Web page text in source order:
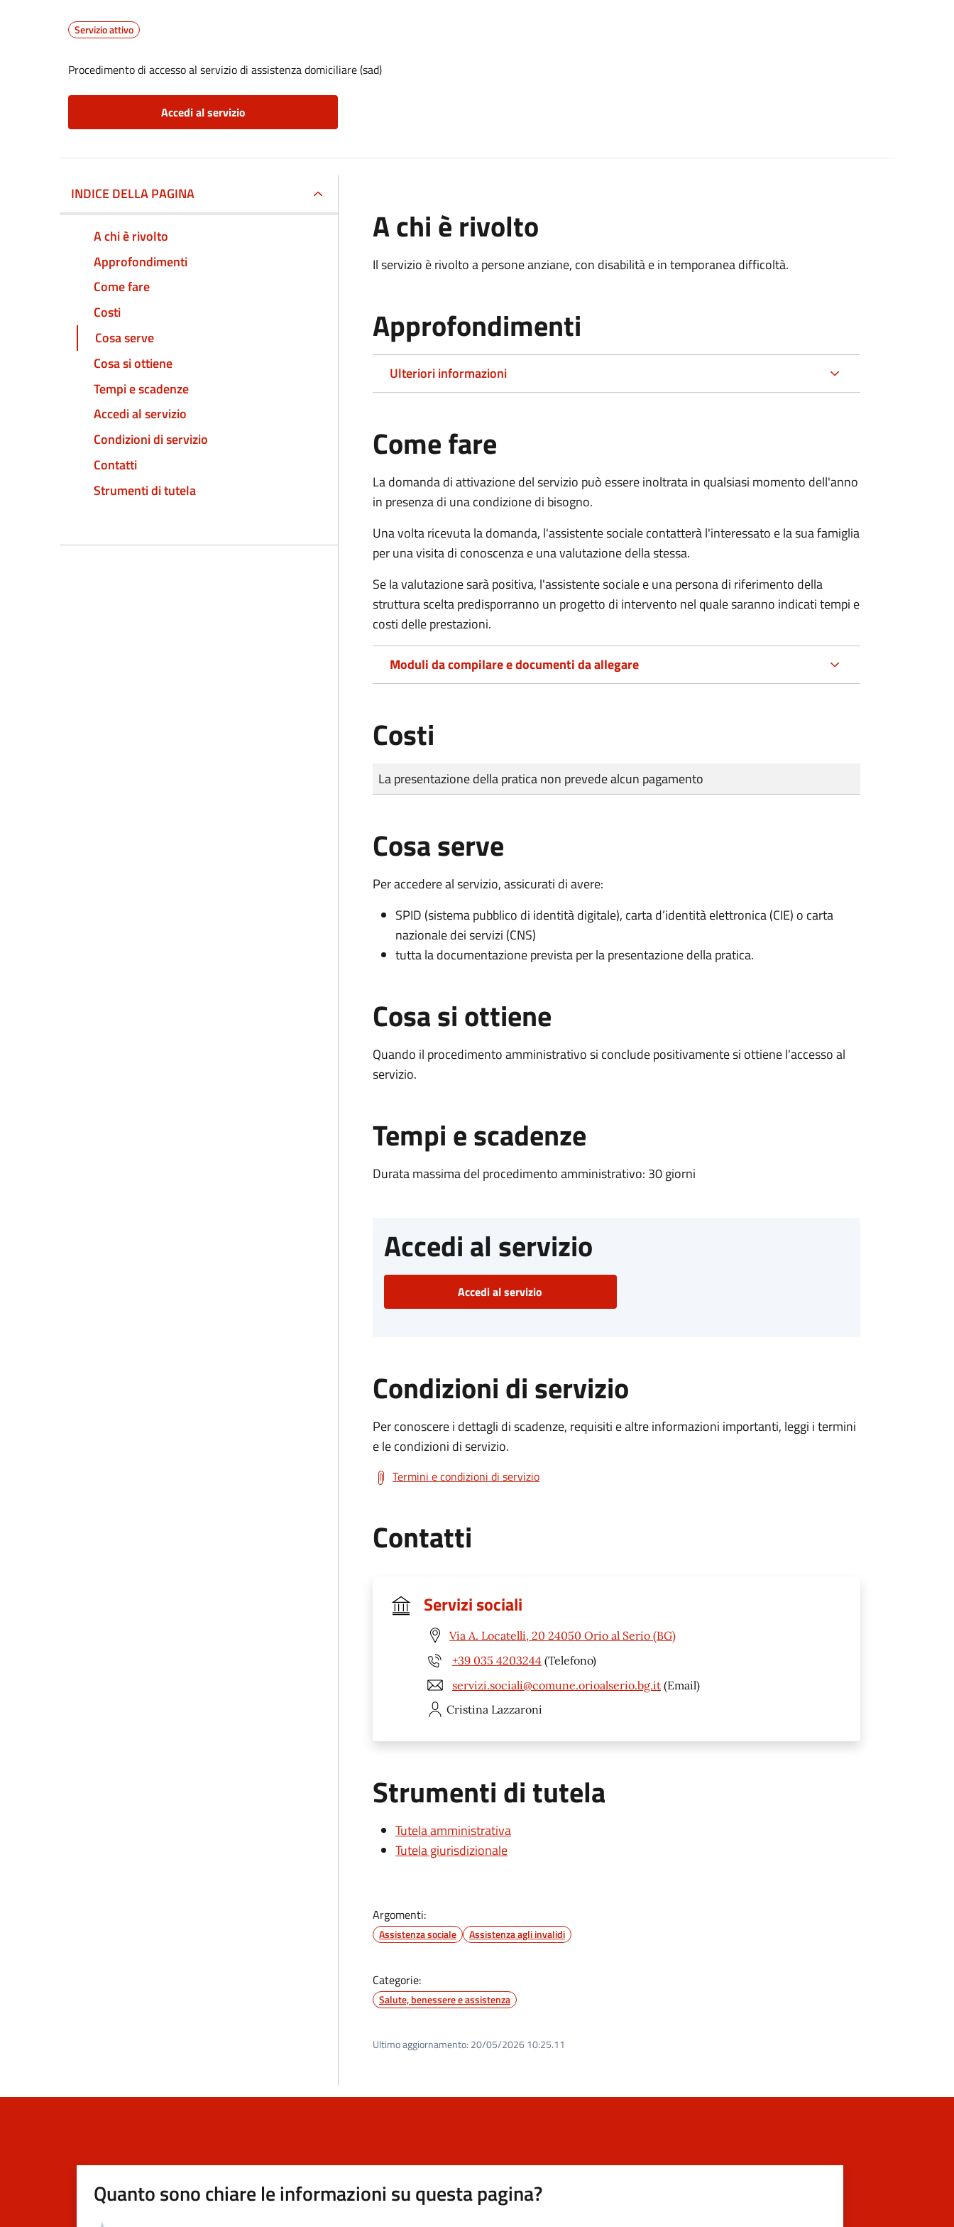
Servizio attivo
Procedimento di accesso al servizio di assistenza domiciliare (sad)
Accedi al servizio
INDICE DELLA PAGINA
A chi è rivolto
Approfondimenti
Come fare
Costi
Cosa serve
Cosa si ottiene
Tempi e scadenze
Accedi al servizio
Condizioni di servizio
Contatti
Strumenti di tutela
A chi è rivolto
Il servizio è rivolto a persone anziane, con disabilità e in temporanea difficoltà.
Approfondimenti
Ulteriori informazioni
Come fare
La domanda di attivazione del servizio può essere inoltrata in qualsiasi momento dell'anno
in presenza di una condizione di bisogno.
Una volta ricevuta la domanda, l'assistente sociale contatterà l'interessato e la sua famiglia
per una visita di conoscenza e una valutazione della stessa.
Se la valutazione sarà positiva, l'assistente sociale e una persona di riferimento della
struttura scelta predisporranno un progetto di intervento nel quale saranno indicati tempi e
costi delle prestazioni.
Moduli da compilare e documenti da allegare
Costi
Tipo di pagamento
Importo
La presentazione della pratica non prevede alcun pagamento
Cosa serve
Per accedere al servizio, assicurati di avere:
SPID (sistema pubblico di identità digitale), carta d’identità elettronica (CIE) o carta
nazionale dei servizi (CNS)
tutta la documentazione prevista per la presentazione della pratica.
Cosa si ottiene
Quando il procedimento amministrativo si conclude positivamente si ottiene l'accesso al
servizio.
Tempi e scadenze
Durata massima del procedimento amministrativo: 30 giorni
Accedi al servizio
Accedi al servizio
Condizioni di servizio
Per conoscere i dettagli di scadenze, requisiti e altre informazioni importanti, leggi i termini
e le condizioni di servizio.
Termini e condizioni di servizio
Contatti
Servizi sociali
Via A. Locatelli, 20 24050 Orio al Serio (BG)
+39 035 4203244 (Telefono)
servizi.sociali@comune.orioalserio.bg.it (Email)
Cristina Lazzaroni
Strumenti di tutela
Tutela amministrativa
Tutela giurisdizionale
Argomenti:
Assistenza sociale Assistenza agli invalidi
Categorie:
Salute, benessere e assistenza
Ultimo aggiornamento: 20/05/2026 10:25.11
Quanto sono chiare le informazioni su questa pagina?
Valutazione